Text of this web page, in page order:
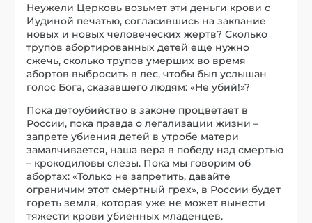
Неужели Церковь возьмет эти деньги крови с
Иудиной печатью, согласившись на заклание
новых и новых человеческих жертв? Сколько
трупов абортированных детей еще нужно
сжечь, сколько трупов умерших во время
абортов выбросить в лес, чтобы был услышан
голос Бога, сказавшего людям: «Не убий!»?
Пока детоубийство в законе процветает в
России, пока правда о легализации жизни –
запрете убиения детей в утробе матери
замалчивается, наша вера в победу над смертью
– крокодиловы слезы. Пока мы говорим об
абортах: «Только не запретить, давайте
ограничим этот смертный грех», в России будет
гореть земля, которая уже не может вынести
тяжести крови убиенных младенцев.